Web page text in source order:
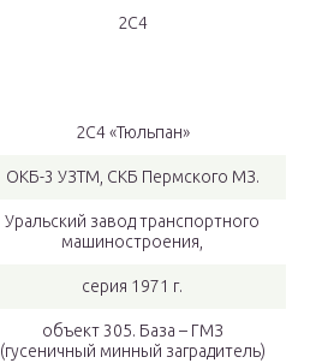
2С4
2C4 «Тюльпан»
ОКБ-3 УЗТМ, СКБ Пермского МЗ.
Уральский завод транспортного
машиностроения,
серия 1971 г.
объект 305. База – ГМЗ
(гусеничный минный заградитель)